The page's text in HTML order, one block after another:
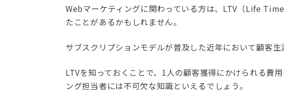
Webマーケティングに関わっている方は、LTV（Life
たことがあるかもしれません。
サブスクリプションモデルが普及した近年において顧客生
LTVを知っておくことで、1人の顧客獲得にかけられる費
ング担当者には不可欠な知識といえるでしょう。